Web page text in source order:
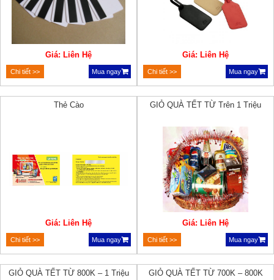
Giá: Liên Hệ
Chi tiết >> Mua ngay
Giá: Liên Hệ
Chi tiết >> Mua ngay
Thẻ Cào
Giá: Liên Hệ
Chi tiết >> Mua ngay
GIỎ QUÀ TẾT TỪ Trên 1 Triệu
Giá: Liên Hệ
Chi tiết >> Mua ngay
GIỎ QUÀ TẾT TỪ 800K – 1 Triệu GIỎ QUÀ TẾT TỪ 700K – 800K